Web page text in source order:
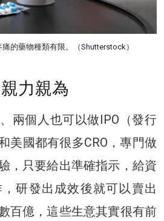
的藥物種類有限。（Shutterstock）
力親為
兩個人也可以做IPO（發行
美國都有很多CRO，專門做
，只要給出準確指示，給資
研發出成效後就可以賣出
百億，這些生意其實很有前